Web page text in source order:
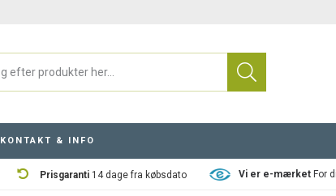
KONTAKT & INFO
Prisgaranti 14 dage fra købsdato Vi er e-mærketFor